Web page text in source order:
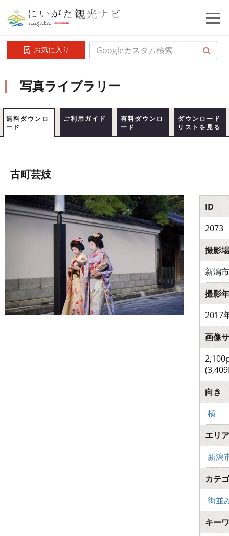
お気に入り
写真ライブラリー
無料ダウンロ
ード
ご利用ガイド
有料ダウンロ
ード
ダウンロード
リストを見る
古町芸妓
ID
2073
撮影
新潟市
撮影
2017
画像
向き
横
エリア
新潟
カテ
街並
キー